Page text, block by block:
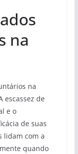
na
na
escassez de
e o
de suas
lidam com a
quando